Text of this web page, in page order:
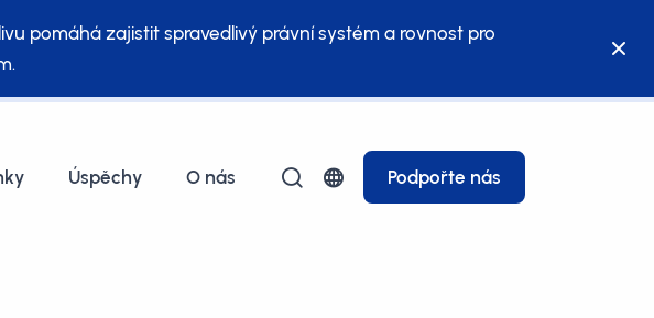
pomáhá zajistit spravedlivý právní systém a rovnost pro
Úspěchy O nás Podpořte nás